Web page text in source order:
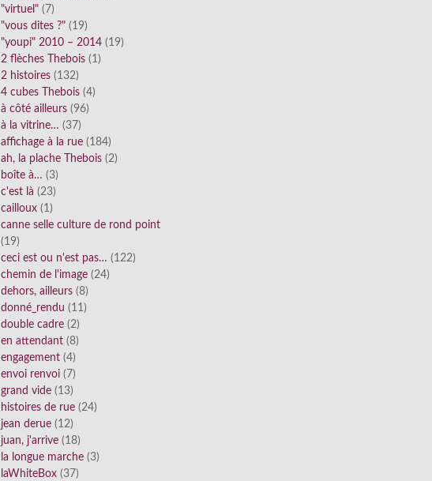
"virtuel" (7)
"vous dites ?" (19)
"youpi" 2010 – 2014 (19)
2 flèches Thebois (1)
2 histoires (132)
4 cubes Thebois (4)
à côté ailleurs (96)
à la vitrine… (37)
affichage à la rue (184)
ah, la plache Thebois (2)
boîte à… (3)
c'est là (23)
cailloux (1)
canne selle culture de rond point
(19)
ceci est ou n'est pas… (122)
chemin de l'image (24)
dehors, ailleurs (8)
donné_rendu (11)
double cadre (2)
en attendant (8)
engagement (4)
envoi renvoi (7)
grand vide (13)
histoires de rue (24)
jean derue (12)
juan, j'arrive (18)
la longue marche (3)
laWhiteBox (37)